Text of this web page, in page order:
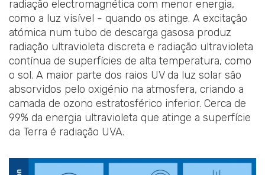
radiação electromagnética com menor energia,
como a luz visível - quando os atinge. A excitação
atómica num tubo de descarga gasosa produz
radiação ultravioleta discreta e radiação ultravioleta
contínua de superfícies de alta temperatura, como
o sol. A maior parte dos raios UV da luz solar são
absorvidos pelo oxigénio na atmosfera, criando a
camada de ozono estratosférico inferior. Cerca de
99% da energia ultravioleta que atinge a superfície
da Terra é radiação UVA.